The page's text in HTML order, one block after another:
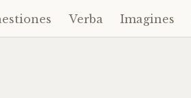
Verba Imagines